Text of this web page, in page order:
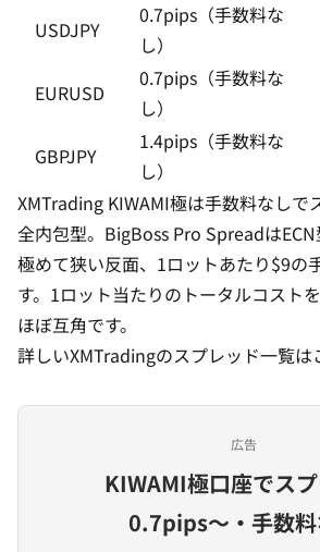
USDJPY
0.7pips（手数料な
し）
EURUSD
0.7pips（手数料な
し）
GBPJPY
1.4pips（手数料な
し）
XMTrading KIWAMI極は手数料なしで
全内包型。BigBoss Pro Spreadは
極めて狭い反面、1ロットあたり$9の
す。1ロット当たりのトータルコスト
ほぼ互角です。
詳しいXMTradingのスプレッド一覧は
広告
KIWAMI極口座でス
0.7pips〜・手数